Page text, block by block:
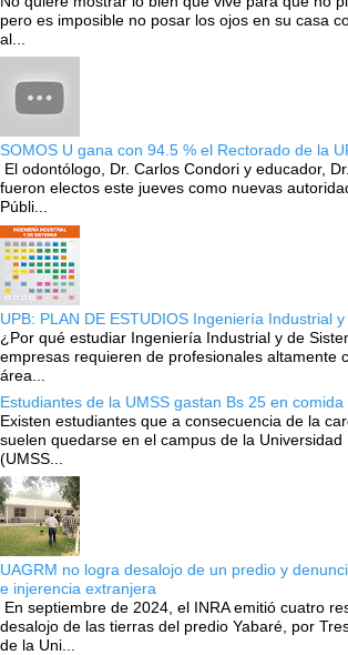
pero es imposible no posar los ojos en su casa
al...
SOMOS U gana con 94.5 % el Rectorado de la
El odontólogo, Dr. Carlos Condori y educador,
fueron electos este jueves como nuevas
Públi...
UPB: PLAN DE ESTUDIOS Ingeniería Industrial
¿Por qué estudiar Ingeniería Industrial y de
empresas requieren de profesionales altamente
área...
Estudiantes de la UMSS gastan Bs 25 en comida
Existen estudiantes que a consecuencia de la
suelen quedarse en el campus de la Universidad
(UMSS...
UAGRM no logra desalojo de un predio y
e injerencia extranjera
En septiembre de 2024, el INRA emitió cuatro
desalojo de las tierras del predio Yabaré, por
de la Uni...